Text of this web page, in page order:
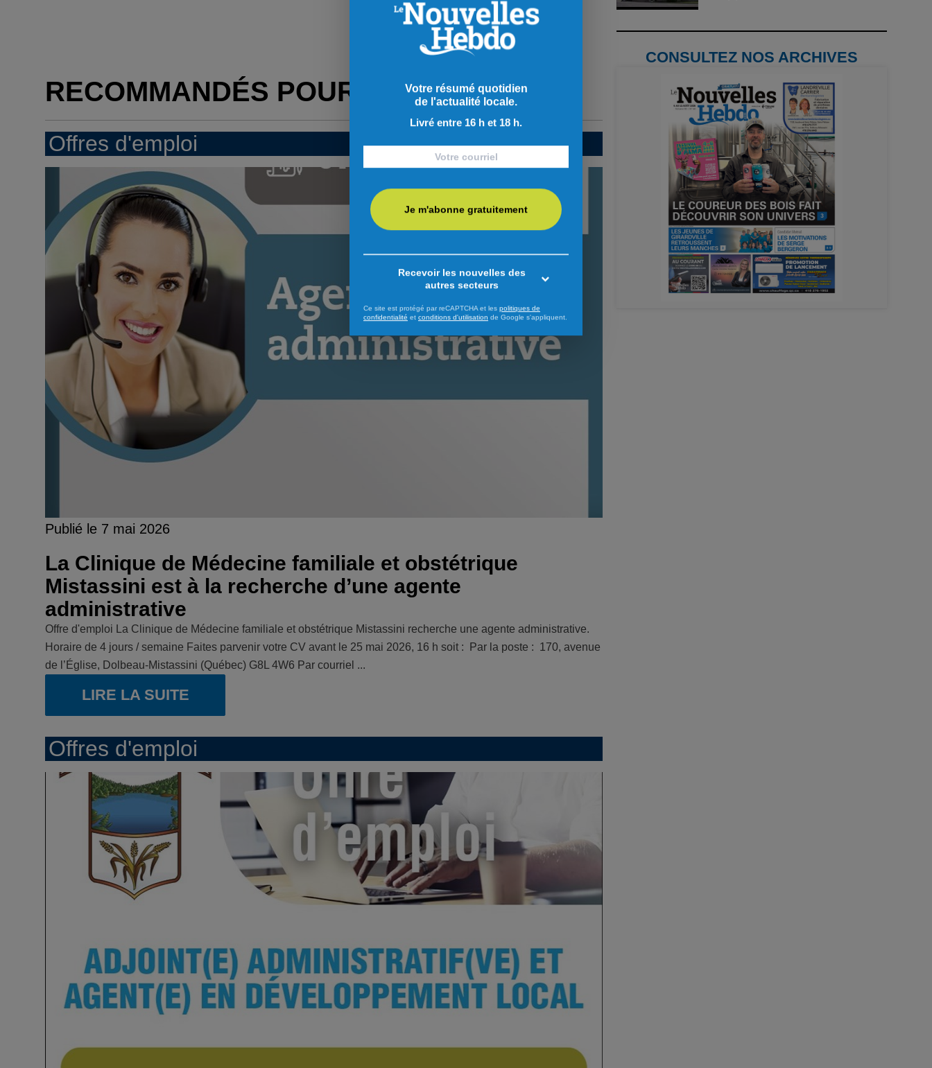
RECOMMANDÉS POUR VOUS
Offres d'emploi
Publié le 7 mai 2026
La Clinique de Médecine familiale et obstétrique
Mistassini est à la recherche d’une agente
administrative
Offre d'emploi La Clinique de Médecine familiale et obstétrique Mistassini recherche une agente administrative.
Horaire de 4 jours / semaine Faites parvenir votre CV avant le 25 mai 2026, 16 h soit : Par la poste : 170, avenue
de l’Église, Dolbeau-Mistassini (Québec) G8L 4W6 Par courriel ...
LIRE LA SUITE
Offres d'emploi
CONSULTEZ NOS ARCHIVES
Votre résumé quotidien
de l'actualité locale.
Livré entre 16 h et 18 h.
Je m'abonne gratuitement
Recevoir les nouvelles des
autres secteurs
Ce site est protégé par reCAPTCHA et les politiques de
confidentialité et conditions d'utilisation de Google s'appliquent.